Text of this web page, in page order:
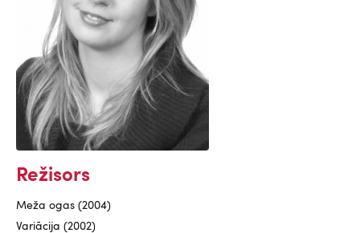
Režisors
Meža ogas (2004)
Variācija (2002)